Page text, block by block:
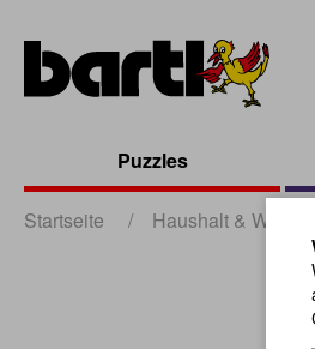
Puzzles
Startseite / Haushalt & Werbung